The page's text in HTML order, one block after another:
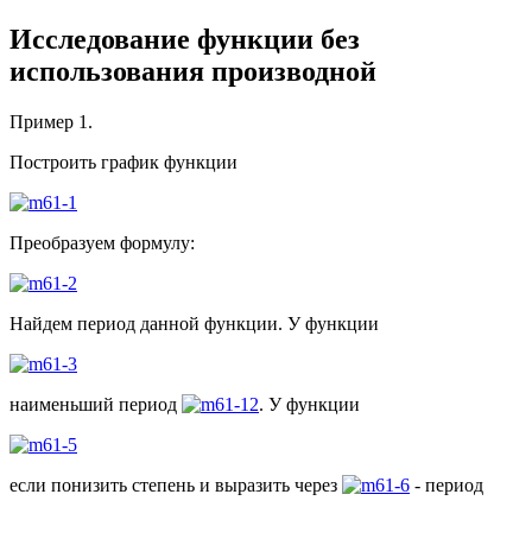
Исследование функции без
использования производной
Пример 1.
Построить график функции
Преобразуем формулу:
Найдем период данной функции. У функции
наименьший период . У функции
если понизить степень и выразить через - период